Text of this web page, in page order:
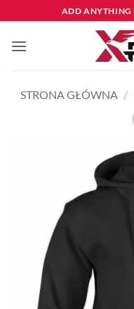
do
zawartości
ADD ANYTHING
STRONA GŁÓWNA /